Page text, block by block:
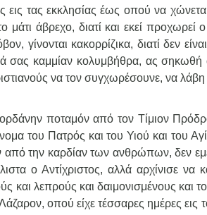
εις τας εκκλησίας έως οπού να
άβρεχο, διατί και εκεί προχωρεί
γίνονται κακορρίζικα, διατί δεν
σας καμμίαν κολυμβήθρα, ας
να τον συγχωρέσουνε, να
ποταμόν από τον Τίμιον
του Πατρός και του Υιού και του
από την καρδίαν των ανθρώπων, δεν
ο Αντίχριστος, αλλά αρχίνισε
και λεπρούς και δαιμονισμένους και
οπού είχε τέσσαρες ημέρες εις